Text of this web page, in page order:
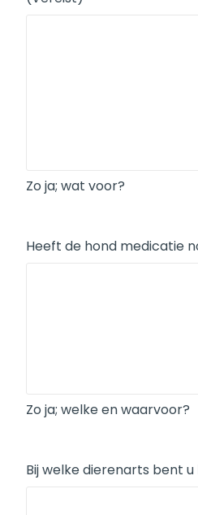
Zo ja; wat voor?
Heeft de hond medicatie
Zo ja; welke en waarvoor?
Bij welke dierenarts bent